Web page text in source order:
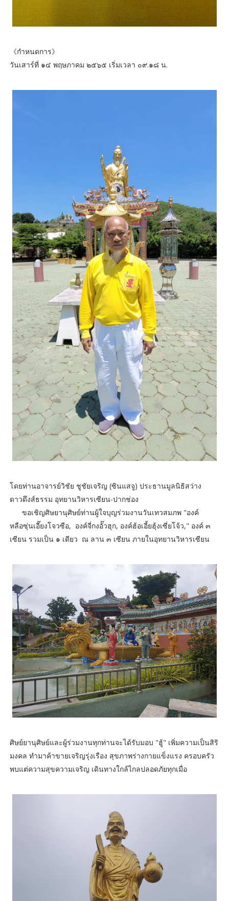
《กำหนดการ》
วันเสาร์ที่ ๑๔ พฤษภาคม ๒๕๖๕ เริ่มเวลา ๐๙.๑๘ น.
โดยท่านอาจารย์วิชัย ชูชัยเจริญ (ซินแสจู) ประธานมูลนิธิสว่าง
ดาวดึงส์ธรรม อุทยานวิหารเซียน-ปากช่อง
ขอเชิญศิษยานุศิษย์ท่านผู้ใจบุญร่วมงานวันเทวสมภพ "องค์
หลือซุ่นเอี๊ยงโจวซือ, องค์จี่กงอั๊วฮุก, องค์ฮ้อเอี้ยฮุ้งเซี่ยโจ้ว," องค์ ๓
เซียน รวมเป็น ๑ เดียว ณ ลาน ๓ เซียน ภายในอุทยานวิหารเซียน
ศิษย์ยานุศิษย์และผู้ร่วมงานทุกท่านจะได้รับมอบ "ฮู้" เพิ่มความเป็นสิริ
มงคล ทำมาค้าขายเจริญรุ่งเรือง สุขภาพร่างกายแข็งแรง ครอบครัว
พบแต่ความสุขความเจริญ เดินทางใกล้ไกลปลอดภัยทุกเมื่อ